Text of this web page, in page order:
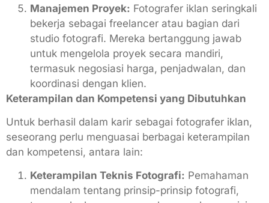
Manajemen Proyek: Fotografer iklan seringkali
bekerja sebagai freelancer atau bagian dari
studio fotografi. Mereka bertanggung jawab
untuk mengelola proyek secara mandiri,
termasuk negosiasi harga, penjadwalan, dan
koordinasi dengan klien.
Keterampilan dan Kompetensi yang Dibutuhkan
Untuk berhasil dalam karir sebagai fotografer iklan,
seseorang perlu menguasai berbagai keterampilan
dan kompetensi, antara lain:
Keterampilan Teknis Fotografi: Pemahaman
mendalam tentang prinsip-prinsip fotografi,